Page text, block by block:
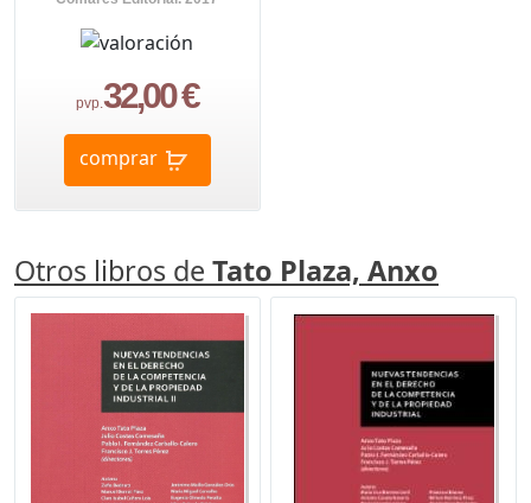
pvp.32,00 €
comprar
Otros libros de Tato Plaza, Anxo